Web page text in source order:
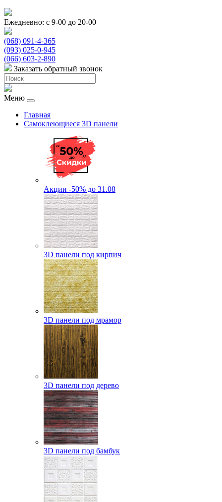
Ежедневно: с 9-00 до 20-00
(068) 091-4-365
(093) 025-0-945
(066) 603-2-890
Заказать обратный звонок
Меню
Главная
Самоклеющиеся 3D панели
Акции -50% до 31.08
3D панели под кирпич
3D панели под мрамор
3D панели под дерево
3D панели под бамбук